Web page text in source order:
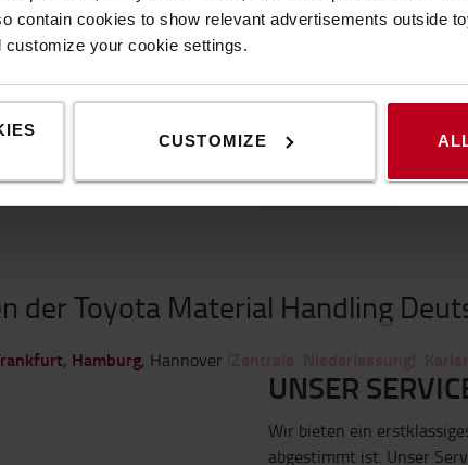
contain cookies to show relevant advertisements outside
your cookie settings.
CUSTOMIZE
mail: info@de.toyota-
Mo bis Do: 8.00 bis 17.00
geschlossen
ZUR WEBSITE
der Toyota Material Handling
, Hamburg, Hannover (
UNSER
Wir bieten ein
abgestimmt ist. Unser